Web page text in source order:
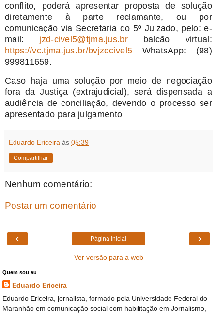
conflito, poderá apresentar proposta de solução
diretamente à parte reclamante, ou por
comunicação via Secretaria do 5º Juizado, pelo: e-
mail: jzd-civel5@tjma.jus.br balcão virtual:
https://vc.tjma.jus.br/bvjzdcivel5 WhatsApp: (98)
999811659.
Caso haja uma solução por meio de negociação
fora da Justiça (extrajudicial), será dispensada a
audiência de conciliação, devendo o processo ser
apresentado para julgamento
Eduardo Ericeira às 05:39
Compartilhar
Nenhum comentário:
Postar um comentário
‹ ›
Página inicial
Ver versão para a web
Quem sou eu
Eduardo Ericeira
Eduardo Ericeira, jornalista, formado pela Universidade Federal do
Maranhão em comunicação social com habilitação em Jornalismo,